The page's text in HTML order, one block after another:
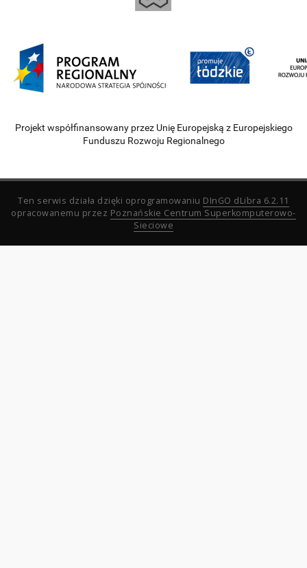
Projekt współfinansowany przez Unię Europejską z Europejskiego
Funduszu Rozwoju Regionalnego
Ten serwis działa dzięki oprogramowaniu DInGO dLibra 6.2.11
opracowanemu przez Poznańskie Centrum Superkomputerowo-
Sieciowe